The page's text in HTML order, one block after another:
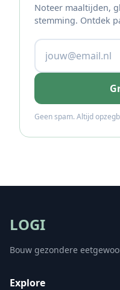
Noteer maaltijden,
stemming. Ontdek
Geen spam. Altijd
LOGI
Bouw gezondere
Explore